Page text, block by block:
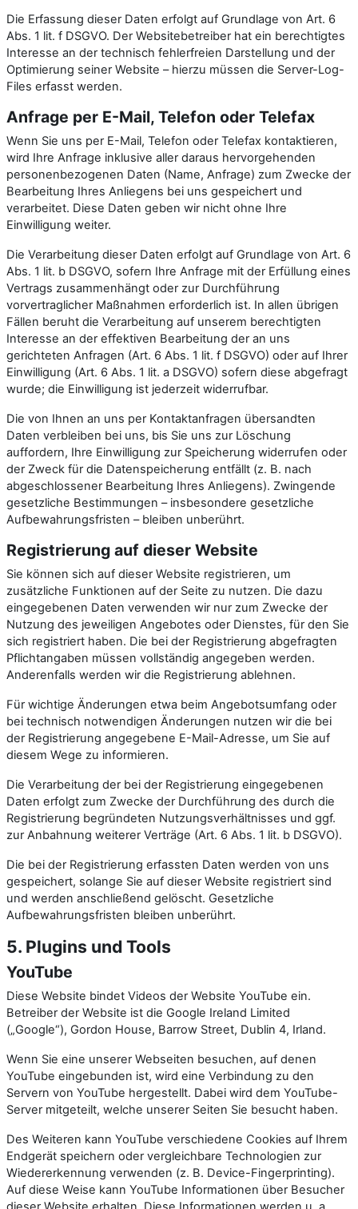
Die Erfassung dieser Daten erfolgt auf Grundlage von Art. 6
Abs. 1 lit. f DSGVO. Der Websitebetreiber hat ein berechtigtes
Interesse an der technisch fehlerfreien Darstellung und der
Optimierung seiner Website – hierzu müssen die Server-Log-
Files erfasst werden.
Anfrage per E-Mail, Telefon oder Telefax
Wenn Sie uns per E-Mail, Telefon oder Telefax kontaktieren,
wird Ihre Anfrage inklusive aller daraus hervorgehenden
personenbezogenen Daten (Name, Anfrage) zum Zwecke der
Bearbeitung Ihres Anliegens bei uns gespeichert und
verarbeitet. Diese Daten geben wir nicht ohne Ihre
Einwilligung weiter.
Die Verarbeitung dieser Daten erfolgt auf Grundlage von Art. 6
Abs. 1 lit. b DSGVO, sofern Ihre Anfrage mit der Erfüllung eines
Vertrags zusammenhängt oder zur Durchführung
vorvertraglicher Maßnahmen erforderlich ist. In allen übrigen
Fällen beruht die Verarbeitung auf unserem berechtigten
Interesse an der effektiven Bearbeitung der an uns
gerichteten Anfragen (Art. 6 Abs. 1 lit. f DSGVO) oder auf Ihrer
Einwilligung (Art. 6 Abs. 1 lit. a DSGVO) sofern diese abgefragt
wurde; die Einwilligung ist jederzeit widerrufbar.
Die von Ihnen an uns per Kontaktanfragen übersandten
Daten verbleiben bei uns, bis Sie uns zur Löschung
auffordern, Ihre Einwilligung zur Speicherung widerrufen oder
der Zweck für die Datenspeicherung entfällt (z. B. nach
abgeschlossener Bearbeitung Ihres Anliegens). Zwingende
gesetzliche Bestimmungen – insbesondere gesetzliche
Aufbewahrungsfristen – bleiben unberührt.
Registrierung auf dieser Website
Sie können sich auf dieser Website registrieren, um
zusätzliche Funktionen auf der Seite zu nutzen. Die dazu
eingegebenen Daten verwenden wir nur zum Zwecke der
Nutzung des jeweiligen Angebotes oder Dienstes, für den Sie
sich registriert haben. Die bei der Registrierung abgefragten
Pflichtangaben müssen vollständig angegeben werden.
Anderenfalls werden wir die Registrierung ablehnen.
Für wichtige Änderungen etwa beim Angebotsumfang oder
bei technisch notwendigen Änderungen nutzen wir die bei
der Registrierung angegebene E-Mail-Adresse, um Sie auf
diesem Wege zu informieren.
Die Verarbeitung der bei der Registrierung eingegebenen
Daten erfolgt zum Zwecke der Durchführung des durch die
Registrierung begründeten Nutzungsverhältnisses und ggf.
zur Anbahnung weiterer Verträge (Art. 6 Abs. 1 lit. b DSGVO).
Die bei der Registrierung erfassten Daten werden von uns
gespeichert, solange Sie auf dieser Website registriert sind
und werden anschließend gelöscht. Gesetzliche
Aufbewahrungsfristen bleiben unberührt.
5. Plugins und Tools
YouTube
Diese Website bindet Videos der Website YouTube ein.
Betreiber der Website ist die Google Ireland Limited
(„Google“), Gordon House, Barrow Street, Dublin 4, Irland.
Wenn Sie eine unserer Webseiten besuchen, auf denen
YouTube eingebunden ist, wird eine Verbindung zu den
Servern von YouTube hergestellt. Dabei wird dem YouTube-
Server mitgeteilt, welche unserer Seiten Sie besucht haben.
Des Weiteren kann YouTube verschiedene Cookies auf Ihrem
Endgerät speichern oder vergleichbare Technologien zur
Wiedererkennung verwenden (z. B. Device-Fingerprinting).
Auf diese Weise kann YouTube Informationen über Besucher